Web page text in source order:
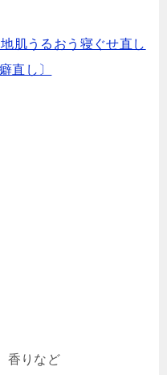
肌うるおう寝ぐせ直し
直し〕
香りなど